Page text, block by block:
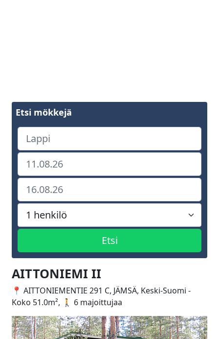
Etsi mökkejä
AITTONIEMI II
📍 AITTONIEMENTIE 291 C, JÄMSÄ, Keski-Suomi -
Koko 51.0m², 🚶 6 majoittujaa